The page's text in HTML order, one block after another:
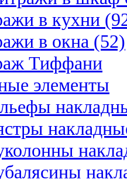
в кухни
в окна (52)
Тиффани
элементы